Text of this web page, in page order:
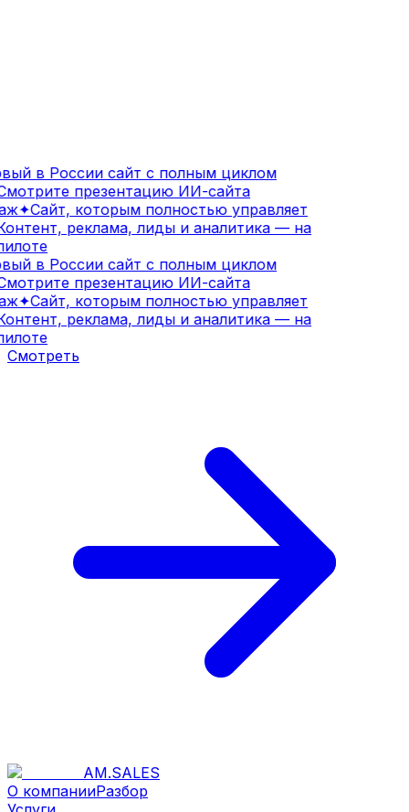
в России сайт с полным циклом
презентацию ИИ-сайта
✦Сайт, которым полностью управляет
реклама, лиды и аналитика — на
в России сайт с полным циклом
презентацию ИИ-сайта
✦Сайт, которым полностью управляет
реклама, лиды и аналитика — на
Смотреть
AM.SALES
О компанииРазбор